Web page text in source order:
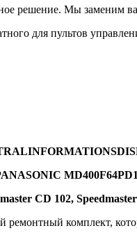
решение. Мы заменим
для пультов
r CD 102,
комплект,